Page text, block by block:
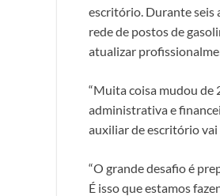
escritório. Durante seis
rede de postos de
atualizar
“Muita coisa mudou de
administrativa e
auxiliar de escritório vai
“O grande desafio é
É isso que estamos